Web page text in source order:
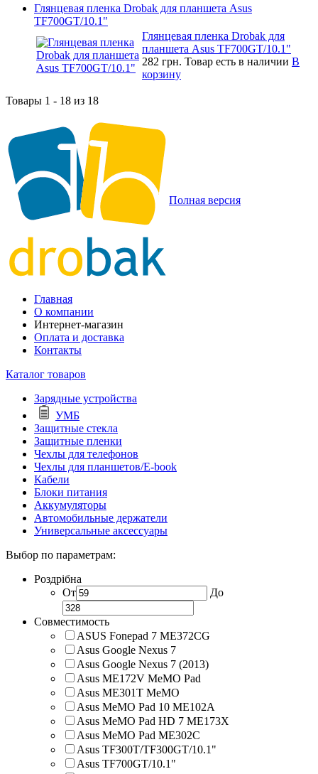
Глянцевая пленка Drobak для планшета Asus
TF700GT/10.1"
Глянцевая пленка Drobak для
планшета Asus TF700GT/10.1"
282 грн. Товар есть в наличии В
корзину
Товары 1 - 18 из 18
Полная версия
Главная
О компании
Интернет-магазин
Оплата и доставка
Контакты
Каталог товаров
Зарядные устройства
УМБ
Защитные стекла
Защитные пленки
Чехлы для телефонов
Чехлы для планшетов/E-book
Кабели
Блоки питания
Аккумуляторы
Автомобильные держатели
Универсальные аксессуары
Выбор по параметрам:
Роздрібна
От
До
Совместимость
ASUS Fonepad 7 ME372CG
Asus Google Nexus 7
Asus Google Nexus 7 (2013)
Asus ME172V MeMO Pad
Asus ME301T MeMO
Asus MeMO Pad 10 ME102A
Asus MeMO Pad HD 7 ME173X
Asus MeMO Pad ME302C
Asus TF300T/TF300GT/10.1"
Asus TF700GT/10.1"